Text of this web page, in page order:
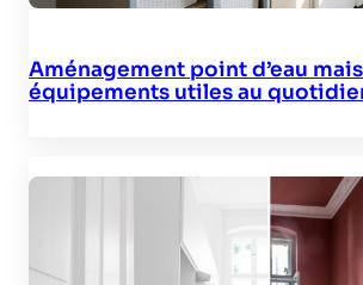
Aménagement point d’eau
équipements utiles au